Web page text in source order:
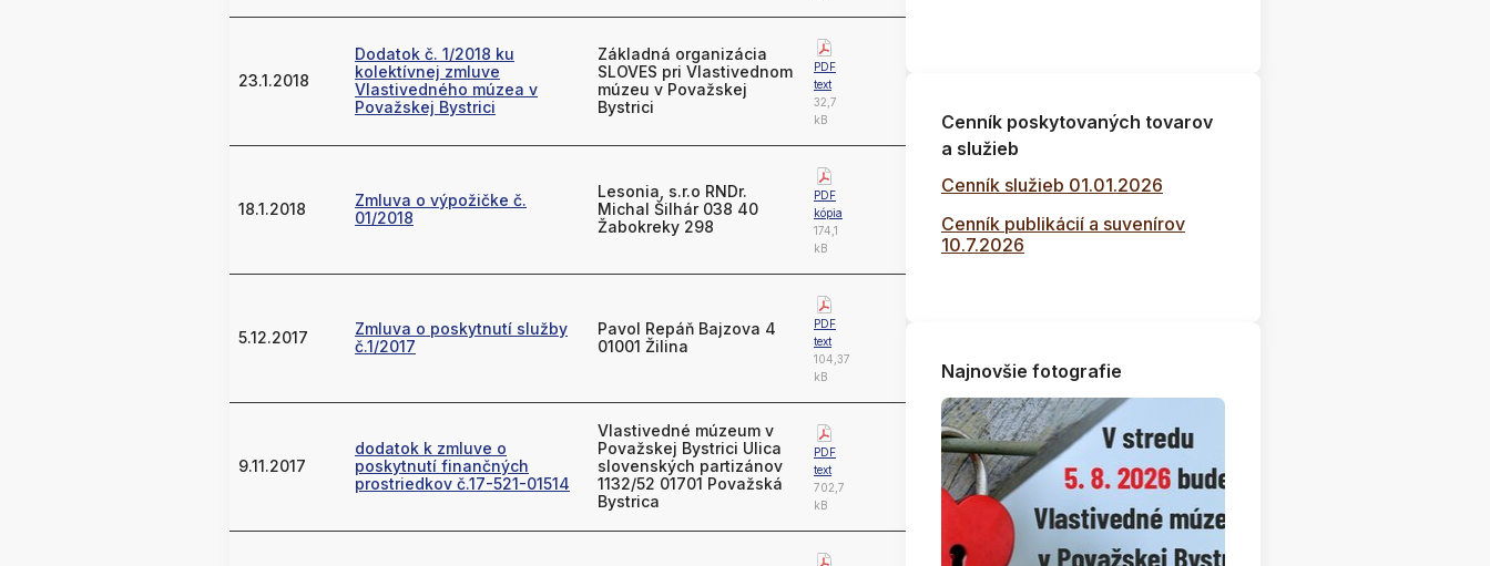
23.1.2018
Dodatok č. 1/2018 ku
kolektívnej zmluve
Vlastivedného múzea v
Považskej Bystrici
Základná organizácia
SLOVES pri Vlastivednom
múzeu v Považskej
Bystrici
PDF
text
32,7
kB
18.1.2018
Zmluva o výpožičke č.
01/2018
Lesonia, s.r.o RNDr.
Michal Šilhár 038 40
Žabokreky 298
PDF
kópia
174,1
kB
5.12.2017
Zmluva o poskytnutí služby
č.1/2017
Pavol Repáň Bajzova 4
01001 Žilina
PDF
text
104,37
kB
9.11.2017
dodatok k zmluve o
poskytnutí finančných
prostriedkov č.17-521-01514
Vlastivedné múzeum v
Považskej Bystrici Ulica
slovenských partizánov
1132/52 01701 Považská
Bystrica
PDF
text
702,7
kB
Cenník poskytovaných tovarov
a služieb
Cenník služieb 01.01.2026
Cenník publikácií a suvenírov
10.7.2026
Najnovšie fotografie